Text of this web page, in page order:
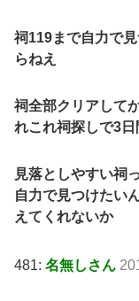
祠119まで自力で
らねえ
祠全部クリアして
れこれ祠探しで3
見落としやすい祠
自力で見つけたい
えてくれないか
481: 名無しさん